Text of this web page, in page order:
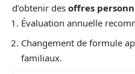
d’obtenir des offres
Évaluation annuelle
Changement de formule
familiaux.